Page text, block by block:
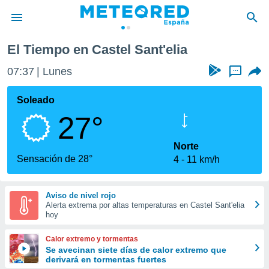
de
por
que se
calidad.
a este
las
y
forma
digital
basada
El Tiempo en Castel Sant'elia
07:37 Lunes ...
Soleado
27°
Sensación de 28°
Norte
4
11 km/h
Aviso de nivel rojo
Alerta extrema por altas temperaturas en Castel Sant'elia
hoy
Calor extremo y tormentas
Se avecinan siete días de calor extremo que
derivará en tormentas fuertes